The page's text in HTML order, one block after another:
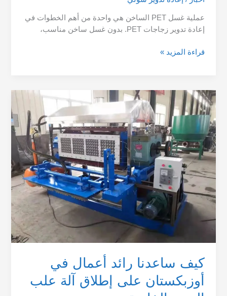
عملية غسل PET الساخن هي واحدة من أهم الخطوات في
إعادة تدوير زجاجات PET. بدون غسل ساخن مناسب،
قراءة المزيد »
كيف ساعدنا رائد أعمال في
أوزبكستان على إطلاق آلة علب
كيف
ساعدنا
رائد
أعمال
في
أوزبكستان
على
إطلاق
آلة
علب
البيض
الخاصة